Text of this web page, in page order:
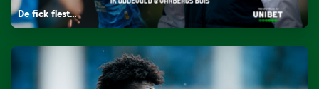
De fick flest…